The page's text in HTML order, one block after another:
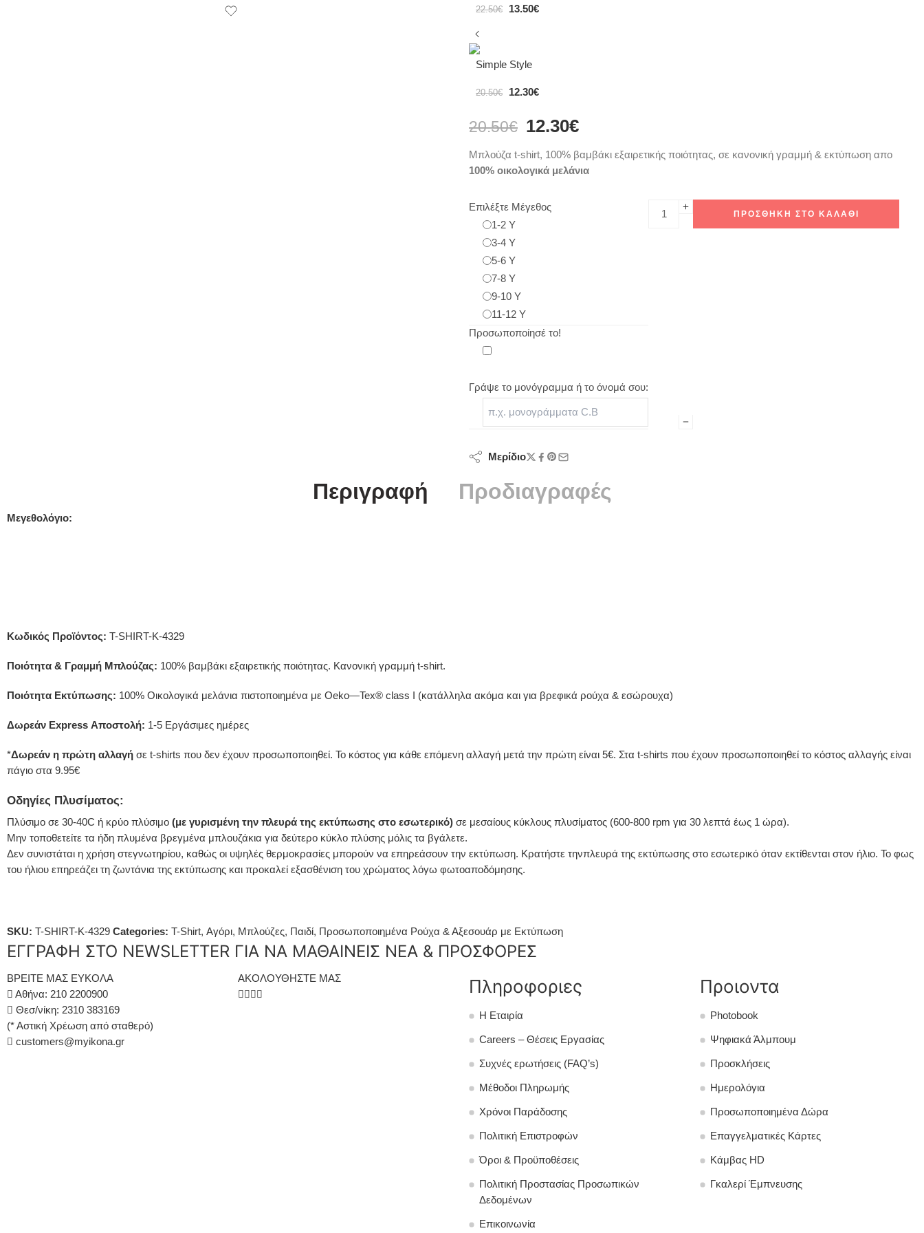
22.50€ 13.50€
Simple Style
20.50€ 12.30€
20.50€ 12.30€
Μπλούζα t-shirt, 100% βαμβάκι εξαιρετικής ποιότητας, σε κανονική γραμμή & εκτύπωση απο
100% οικολογικά μελάνια
Επιλέξτε Μέγεθος
1-2 Y
3-4 Y
5-6 Y
7-8 Y
9-10 Y
11-12 Y
Προσωποποίησέ το!
Γράψε το μονόγραμμα ή το όνομά σου:
ΠΡΟΣΘΉΚΗ ΣΤΟ ΚΑΛΆΘΙ
Μερίδιο
Περιγραφή Προδιαγραφές
Μεγεθολόγιο:
Κωδικός Προϊόντος: T-SHIRT-K-4329
Ποιότητα & Γραμμή Μπλούζας: 100% βαμβάκι εξαιρετικής ποιότητας. Κανονική γραμμή t-shirt.
Ποιότητα Εκτύπωσης: 100% Οικολογικά μελάνια πιστοποιημένα με Oeko—Tex® class I (κατάλληλα ακόμα και για βρεφικά ρούχα & εσώρουχα)
Δωρεάν Express Αποστολή: 1-5 Εργάσιμες ημέρες
*Δωρεάν η πρώτη αλλαγή σε t-shirts που δεν έχουν προσωποποιηθεί. Το κόστος για κάθε επόμενη αλλαγή μετά την πρώτη είναι 5€. Στα t-shirts που έχουν προσωποποιηθεί το κόστος αλλαγής είναι
πάγιο στα 9.95€
Οδηγίες Πλυσίματος:
Πλύσιμο σε 30-40C ή κρύο πλύσιμο (με γυρισμένη την πλευρά της εκτύπωσης στο εσωτερικό) σε μεσαίους κύκλους πλυσίματος (600-800 rpm για 30 λεπτά έως 1 ώρα).
Μην τοποθετείτε τα ήδη πλυμένα βρεγμένα μπλουζάκια για δεύτερο κύκλο πλύσης μόλις τα βγάλετε.
Δεν συνιστάται η χρήση στεγνωτηρίου, καθώς οι υψηλές θερμοκρασίες μπορούν να επηρεάσουν την εκτύπωση. Κρατήστε τηνπλευρά της εκτύπωσης στο εσωτερικό όταν εκτίθενται στον ήλιο. Το φως
του ήλιου επηρεάζει τη ζωντάνια της εκτύπωσης και προκαλεί εξασθένιση του χρώματος λόγω φωτοαποδόμησης.
SKU: T-SHIRT-K-4329 Categories: T-Shirt, Αγόρι, Μπλούζες, Παιδί, Προσωποποιημένα Ρούχα & Αξεσουάρ με Εκτύπωση
ΕΓΓΡΑΦΗ ΣΤΟ NEWSLETTER ΓΙΑ ΝΑ ΜΑΘΑΙΝΕΙΣ ΝΕΑ & ΠΡΟΣΦΟΡΕΣ
ΒΡΕΙΤΕ ΜΑΣ ΕΥΚΟΛΑ
Αθήνα: 210 2200900
Θεσ/νίκη: 2310 383169
(* Αστική Χρέωση από σταθερό)
customers@myikona.gr
ΑΚΟΛΟΥΘΗΣΤΕ ΜΑΣ Πληροφοριες
Η Εταιρία
Careers – Θέσεις Εργασίας
Συχνές ερωτήσεις (FAQ’s)
Μέθοδοι Πληρωμής
Χρόνοι Παράδοσης
Πολιτική Επιστροφών
Όροι & Προϋποθέσεις
Πολιτική Προστασίας Προσωπικών
Δεδομένων
Επικοινωνία
Προιοντα
Photobook
Ψηφιακά Άλμπουμ
Προσκλήσεις
Ημερολόγια
Προσωποποιημένα Δώρα
Επαγγελματικές Κάρτες
Κάμβας HD
Γκαλερί Έμπνευσης